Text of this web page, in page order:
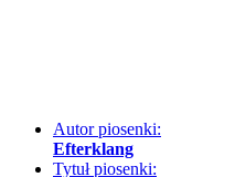
Autor piosenki:
Efterklang
Tytuł piosenki: